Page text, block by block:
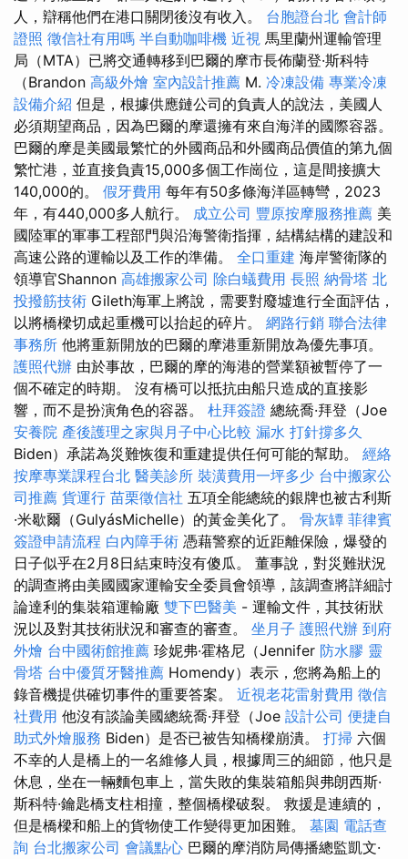
人，辯稱他們在港口關閉後沒有收入。 台胞證台北 會計師
證照 徵信社有用嗎 半自動咖啡機 近視 馬里蘭州運輸管理
局（MTA）已將交通轉移到巴爾的摩市長佈蘭登·斯科特
（Brandon 高級外燴 室內設計推薦 M. 冷凍設備 專業冷凍
設備介紹 但是，根據供應鏈公司的負責人的說法，美國人
必須期望商品，因為巴爾的摩還擁有來自海洋的國際容器。
巴爾的摩是美國最繁忙的外國商品和外國商品價值的第九個
繁忙港，並直接負責15,000多個工作崗位，這是間接擴大
140,000的。 假牙費用 每年有50多條海洋區轉彎，2023
年，有440,000多人航行。 成立公司 豐原按摩服務推薦 美
國陸軍的軍事工程部門與沿海警衛指揮，結構結構的建設和
高速公路的運輸以及工作的準備。 全口重建 海岸警衛隊的
領導官Shannon 高雄搬家公司 除白蟻費用 長照 納骨塔 北
投撥筋技術 Gileth海軍上將說，需要對廢墟進行全面評估，
以將橋樑切成起重機可以抬起的碎片。 網路行銷 聯合法律
事務所 他將重新開放的巴爾的摩港重新開放為優先事項。
護照代辦 由於事故，巴爾的摩的海港的營業額被暫停了一
個不確定的時期。 沒有橋可以抵抗由船​​只造成的直接影
響，而不是扮演角色的容器。 杜拜簽證 總統喬·拜登（Joe
安養院 產後護理之家與月子中心比較 漏水 打針撐多久
Biden）承諾為災難恢復和重建提供任何可能的幫助。 經絡
按摩專業課程台北 醫美診所 裝潢費用一坪多少 台中搬家公
司推薦 貨運行 苗栗徵信社 五項全能總統的銀牌也被古利斯
·米歇爾（GulyásMichelle）的黃金美化了。 骨灰罈 菲律賓
簽證申請流程 白內障手術 憑藉警察的近距離保險，爆發的
日子似乎在2月8日結束時沒有傻瓜。 董事說，對災難狀況
的調查將由美國國家運輸安全委員會領導，該調查將詳細討
論達利的集裝箱運輸廠 雙下巴醫美 - 運輸文件，其技術狀
況以及對其技術狀況和審查的審查。 坐月子 護照代辦 到府
外燴 台中國術館推薦 珍妮弗·霍格尼（Jennifer 防水膠 靈
骨塔 台中優質牙醫推薦 Homendy）表示，您將為船上的
錄音機提供確切事件的重要答案。 近視老花雷射費用 徵信
社費用 他沒有談論美國總統喬·拜登（Joe 設計公司 便捷自
助式外燴服務 Biden）是否已被告知橋樑崩潰。 打掃 六個
不幸的人是橋上的一名維修人員，根據周三的細節，他只是
休息，坐在一輛麵包車上，當失敗的集裝箱船與弗朗西斯·
斯科特·鑰匙橋支柱相撞，整個橋樑破裂。 救援是連續的，
但是橋樑和船上的貨物使工作變得更加困難。 墓園 電話查
詢 台北搬家公司 會議點心 巴爾的摩消防局傳播總監凱文·